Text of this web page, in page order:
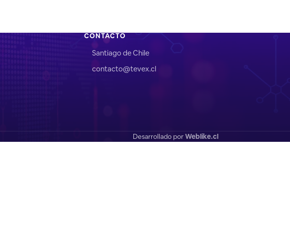
CONTACTO
Santiago de Chile
contacto@tevex.cl
Desarrollado porWeblike.cl